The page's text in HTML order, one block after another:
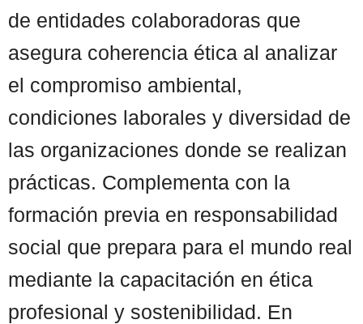
de entidades colaboradoras que
asegura coherencia ética al analizar
el compromiso ambiental,
condiciones laborales y diversidad de
las organizaciones donde se realizan
prácticas. Complementa con la
formación previa en responsabilidad
social que prepara para el mundo real
mediante la capacitación en ética
profesional y sostenibilidad. En